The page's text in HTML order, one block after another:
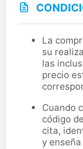
La
su
las
precio
Cuando
código
cita,
y